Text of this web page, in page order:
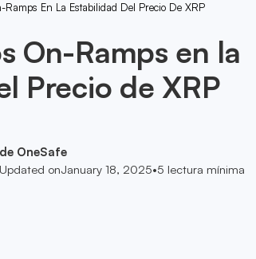
Ramps En La Estabilidad Del Precio De XRP
On-Ramps en la
Precio de XRP
OneSafe
Updated onJanuary 18, 2025•5 lectura mínima